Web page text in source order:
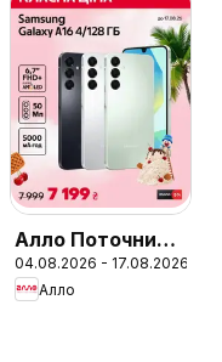
Алло Поточний
каталог
04.08.2026 - 17.08.2026
Алло